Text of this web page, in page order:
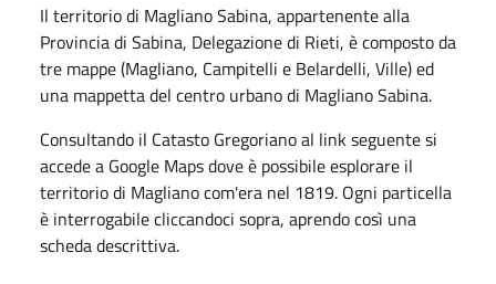
Il territorio di Magliano Sabina, appartenente alla
Provincia di Sabina, Delegazione di Rieti, è composto da
tre mappe (Magliano, Campitelli e Belardelli, Ville) ed
una mappetta del centro urbano di Magliano Sabina.
Consultando il Catasto Gregoriano al link seguente si
accede a Google Maps dove è possibile esplorare il
territorio di Magliano com'era nel 1819. Ogni particella
è interrogabile cliccandoci sopra, aprendo così una
scheda descrittiva.